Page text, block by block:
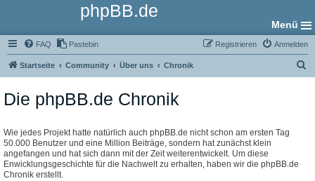
phpBB.de
Menü
FAQ Pastebin Anmelden
Registrieren
Startseite Community Über uns Chronik
Die phpBB.de Chronik
Wie jedes Projekt hatte natürlich auch phpBB.de nicht schon am ersten Tag
50.000 Benutzer und eine Million Beiträge, sondern hat zunächst klein
angefangen und hat sich dann mit der Zeit weiterentwickelt. Um diese
Enwicklungsgeschichte für die Nachwelt zu erhalten, haben wir die phpBB.de
Chronik erstellt.